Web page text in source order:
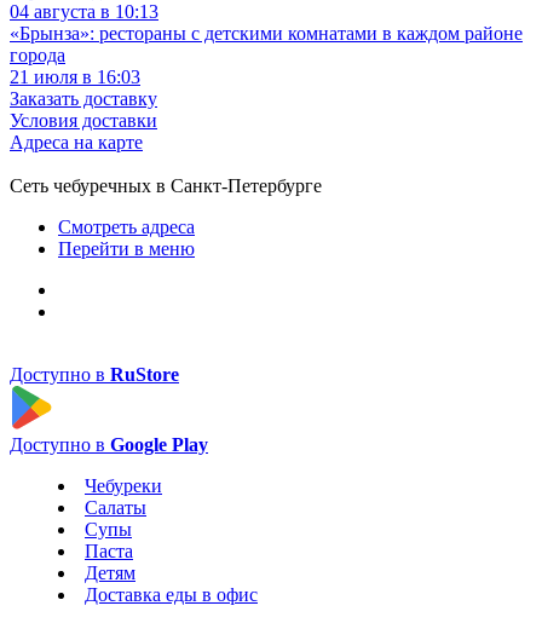
04 августа в 10:13
«Брынза»: рестораны с детскими комнатами в каждом районе
города
21 июля в 16:03
Заказать доставку
Условия доставки
Адреса на карте
Сеть чебуречных в Санкт-Петербурге
Смотреть адреса
Перейти в меню
Доступно в RuStore
Доступно в Google Play
Чебуреки
Салаты
Супы
Паста
Детям
Доставка еды в офис